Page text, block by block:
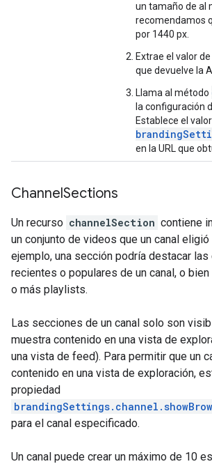
un tamaño de al
recomendamos
por 1440 px.
Extrae el valor
que devuelve la
Llama al método
la configuración
Establece el
en la URL que
ChannelSections
Un recurso channelSection contiene
un conjunto de videos que un canal
ejemplo, una sección podría destacar las
recientes o populares de un canal, o
o más playlists.
Las secciones de un canal solo son
muestra contenido en una vista de
una vista de feed). Para permitir que un
contenido en una vista de exploración,
propiedad
para el canal especificado.
Un canal puede crear un máximo de 10